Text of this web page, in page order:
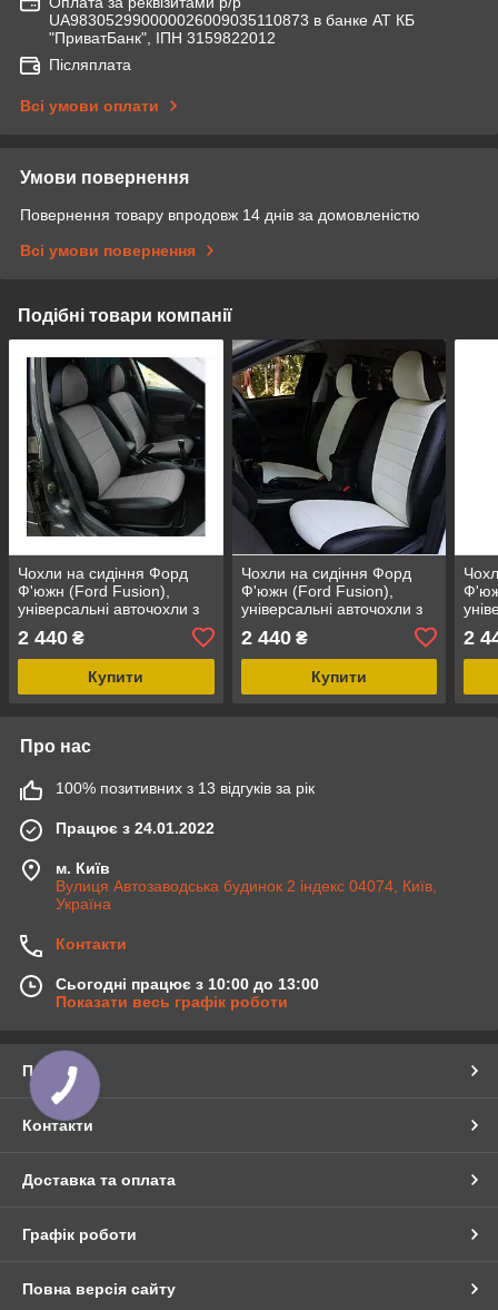
UA983052990000026009035110873 в банке АТ КБ
"ПриватБанк", ІПН 3159822012
Післяплата
Всі умови оплати
Умови повернення
Повернення товару впродовж 14 днів за домовленістю
Всі умови повернення
Подібні товари компанії
Чохли на сидіння Форд
Ф'южн (Ford Fusion),
універсальні авточохли з
екошкіри в Україні Чорно-
сірий
2 440 ₴
Купити
Чохли на сидіння Форд
Ф'южн (Ford Fusion),
універсальні авточохли з
екошкіри в Україні Чорно-
білий
2 440₴
Купити
2
Про нас
100% позитивних з 13 відгуків за рік
Працює з 24.01.2022
м. Київ
Вулиця Автозаводська будинок 2 індекс 04074, Київ,
Україна
Контакти
Сьогодні працює з 10:00 до 13:00
Показати весь графік роботи
Про нас
Контакти
Доставка та оплата
Графік роботи
Повна версія сайту